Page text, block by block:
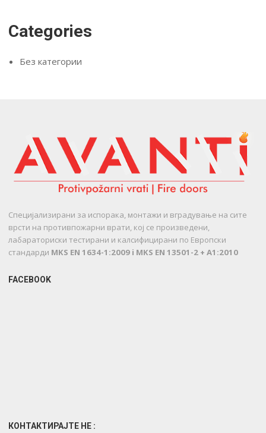
Categories
Без категории
Специјализирани за испорака, монтажи и вградување на сите
врсти на противпожарни врати, кој се произведени,
лабараториски тестирани и калсифицирани по Европски
стандарди MKS EN 1634-1:2009 i MKS EN 13501-2 + A1:2010
FACEBOOK
КОНТАКТИРАЈТЕ НЕ :